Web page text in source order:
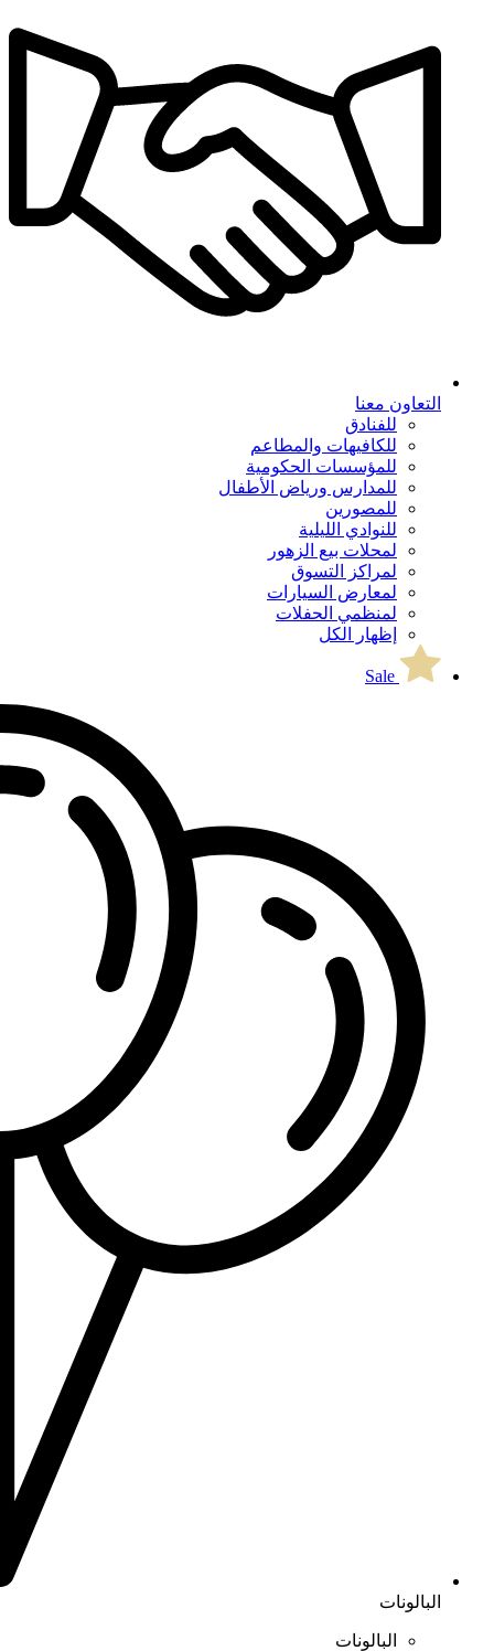
التعاون معنا
للفنادق
للكافيهات والمطاعم
للمؤسسات الحكومية
للمدارس ورياض الأطفال
للمصورين
للنوادي الليلية
لمحلات بيع الزهور
لمراكز التسوق
لمعارض السيارات
لمنظمي الحفلات
إظهار الكل
البالونات
البالونات